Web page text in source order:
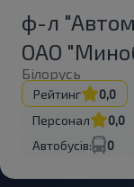
ф-л
ОАО
Білорусь
Рейтинг 0,0
Персонал
0,0
Автобусів:
0